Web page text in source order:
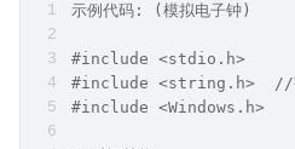
示例代码: (模拟电子钟)
#include <stdio.h>
#include <string.h>  //字
#include <Windows.h>